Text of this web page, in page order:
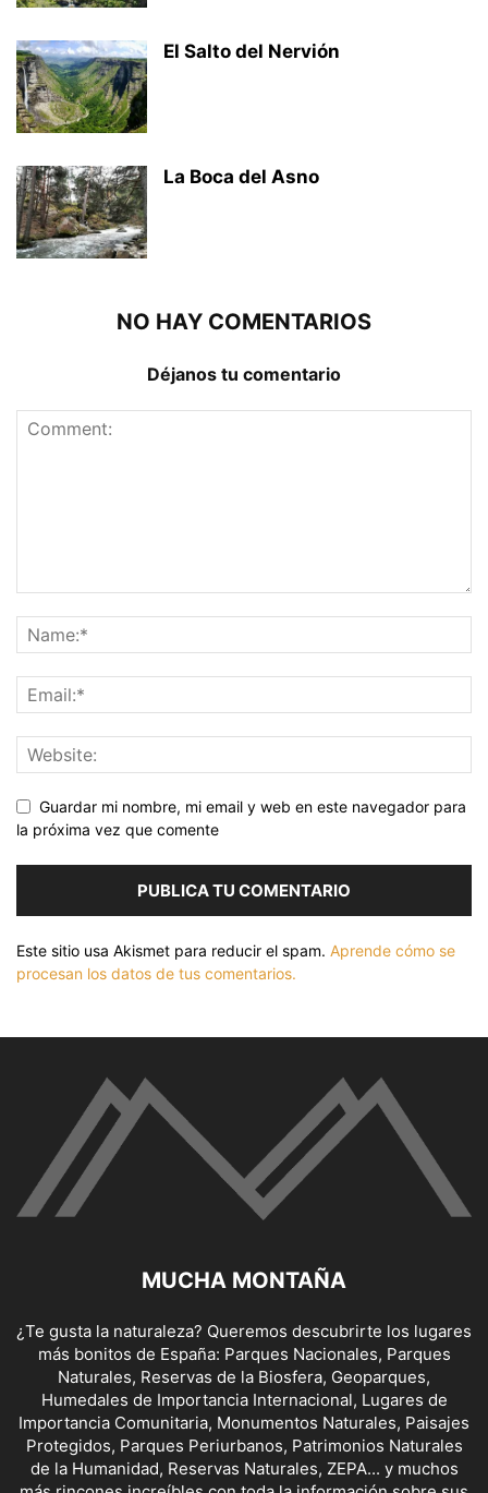
El Salto del Nervión
La Boca del Asno
NO HAY COMENTARIOS
Déjanos tu comentario
Guardar mi nombre, mi email y web en este navegador para
la próxima vez que comente
Este sitio usa Akismet para reducir el spam. Aprende cómo se
procesan los datos de tus comentarios.
MUCHA MONTAÑA
¿Te gusta la naturaleza? Queremos descubrirte los lugares
más bonitos de España: Parques Nacionales, Parques
Naturales, Reservas de la Biosfera, Geoparques,
Humedales de Importancia Internacional, Lugares de
Importancia Comunitaria, Monumentos Naturales, Paisajes
Protegidos, Parques Periurbanos, Patrimonios Naturales
de la Humanidad, Reservas Naturales, ZEPA... y muchos